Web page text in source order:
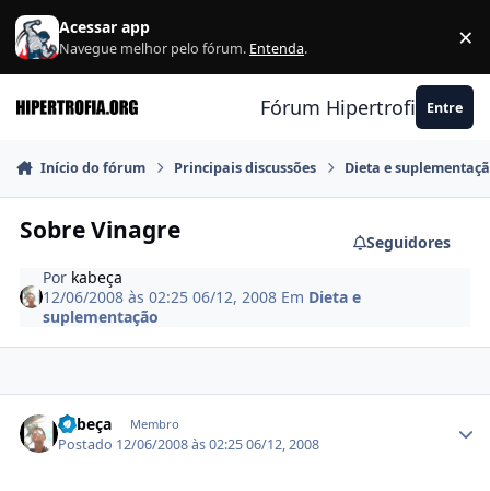
Ir para conteúdo
Acessar app
Navegue melhor pelo fórum. Entenda. ×
Fórum Hipertrofia.org
Entre
Início do fórum Principais discussões Dieta e
Sobre Vinagre
Seguidores
Por kabeça
12/06/2008 às 02:2506/12, 2008 Em Dieta e
suplementação
kabeça Membro
Postado 12/06/2008 às 02:2506/12, 2008